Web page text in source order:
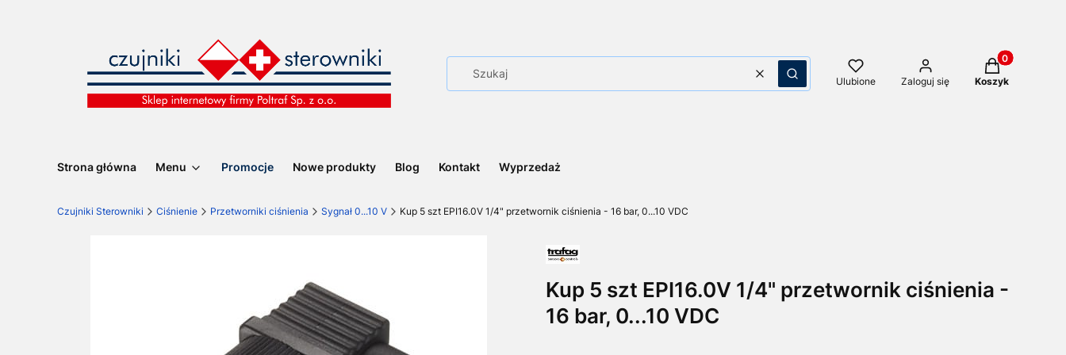
WyczyśćSzukaj Ulubione Zaloguj się
Produkty w
Koszyk
Strona główna Menu Promocje Nowe produkty Blog Kontakt Wyprzedaż
Czujniki Sterowniki Ciśnienie Przetworniki ciśnienia Sygnał 0...10 V Kup 5 szt EPI16.0V 1/4" przetwornik ciśnienia - 16 bar, 0...10 VDC
Kup 5 szt EPI16.0V 1/4" przetwornik ciśnienia -
16 bar, 0...10 VDC